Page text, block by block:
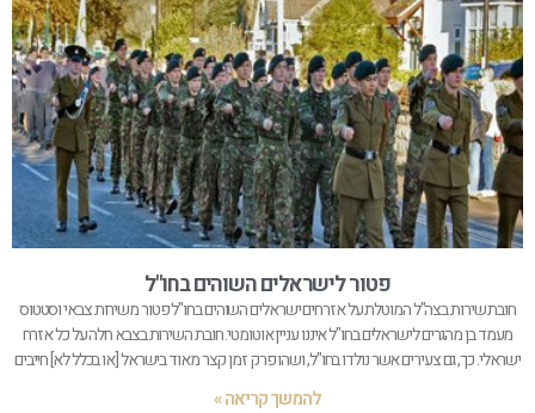
פטור לישראלים השוהים בחו"ל
חובת שירות בצה"ל המוטלת על אזרחים ישראלים השוהים בחו"ל פטור משירות צבאי וסטטוס
מעמד בן מהגרים לישראלים בחו"ל איננו עניין אוטומטי. חובת השירות בצבא חלה על כל אזרח
ישראלי. כך, גם צעירים אשר נולדו בחו"ל, ושהו פרק זמן קצר מאוד בישראל [או בכלל לא] חייבים
להמשך קריאה »